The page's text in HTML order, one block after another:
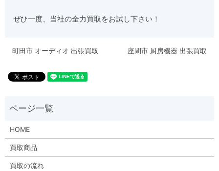
ぜひ一度、当社の全力買取をお試し下さい！
町田市 オーディオ 出張買取 座間市 厨房機器 出張買取
HOME
買取商品
買取の流れ